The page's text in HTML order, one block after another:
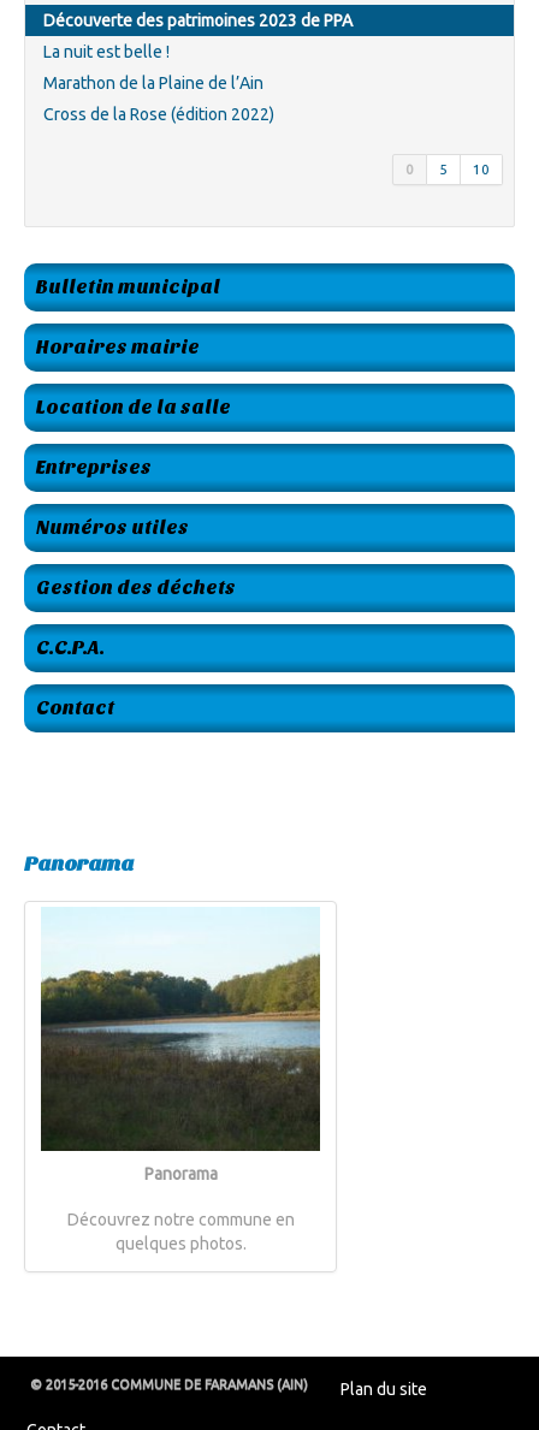
Découverte des patrimoines 2023 de PPA
La nuit est belle !
Marathon de la Plaine de l’Ain
Cross de la Rose (édition 2022)
0 5 10
Bulletin municipal
Horaires mairie
Location de la salle
Entreprises
Numéros utiles
Gestion des déchets
C.C.P.A.
Contact
Panorama
Panorama
Découvrez notre commune en
quelques photos.
© 2015-2016 COMMUNE DE FARAMANS (AIN) Plan du site